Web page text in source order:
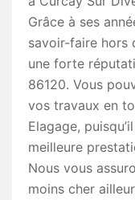
Grâce à ses
savoir-faire hors
une forte
86120. Vous
vos travaux en
Elagage,
meilleure
Nous vous
moins cher